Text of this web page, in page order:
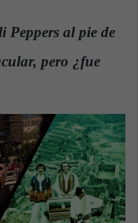
Peppers al pie de
pero ¿fue